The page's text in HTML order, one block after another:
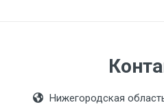
Нижегородская